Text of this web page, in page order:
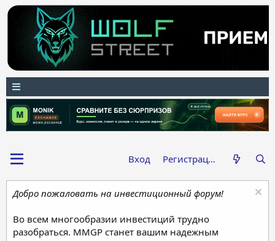
Вход Регистрация
Добро пожаловать на инвестиционный форум!
Во всем многообразии инвестиций трудно
разобраться. MMGP станет вашим надежным